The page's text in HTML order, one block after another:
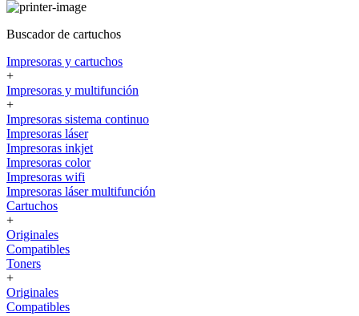
Buscador de cartuchos
Impresoras y cartuchos
+
Impresoras y multifunción
+
Impresoras sistema continuo
Impresoras láser
Impresoras inkjet
Impresoras color
Impresoras wifi
Impresoras láser multifunción
Cartuchos
+
Originales
Compatibles
Toners
+
Originales
Compatibles